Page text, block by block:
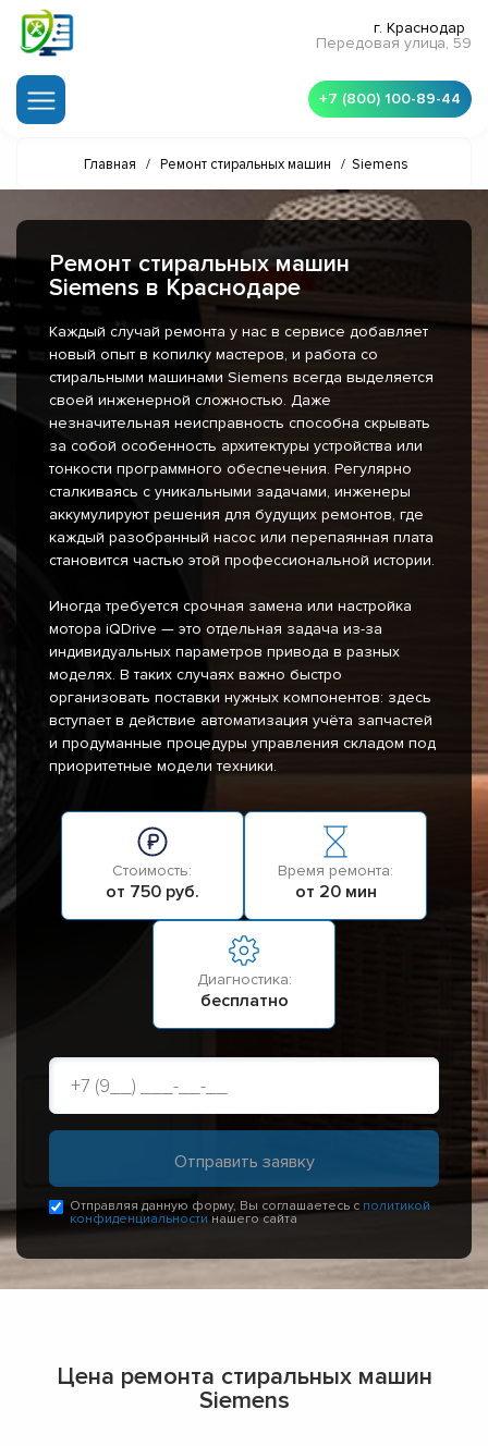
г. Краснодар
Передовая улица, 59
+7 (800) 100-89-44
Главная / Ремонт стиральных машин / Siemens
Ремонт стиральных машин
Siemens в Краснодаре
Каждый случай ремонта у нас в сервисе добавляет
новый опыт в копилку мастеров, и работа со
стиральными машинами Siemens всегда выделяется
своей инженерной сложностью. Даже
незначительная неисправность способна скрывать
за собой особенность архитектуры устройства или
тонкости программного обеспечения. Регулярно
сталкиваясь с уникальными задачами, инженеры
аккумулируют решения для будущих ремонтов, где
каждый разобранный насос или перепаянная плата
становится частью этой профессиональной истории.
Иногда требуется срочная замена или настройка
мотора iQDrive — это отдельная задача из-за
индивидуальных параметров привода в разных
моделях. В таких случаях важно быстро
организовать поставки нужных компонентов: здесь
вступает в действие автоматизация учёта запчастей
и продуманные процедуры управления складом под
приоритетные модели техники.
Стоимость:
от 750 руб.
Время ремонта:
от 20 мин
Диагностика:
бесплатно
Отправляя данную форму, Вы соглашаетесь с политикой
конфиденциальности нашего сайта
Цена ремонта стиральных машин
Siemens